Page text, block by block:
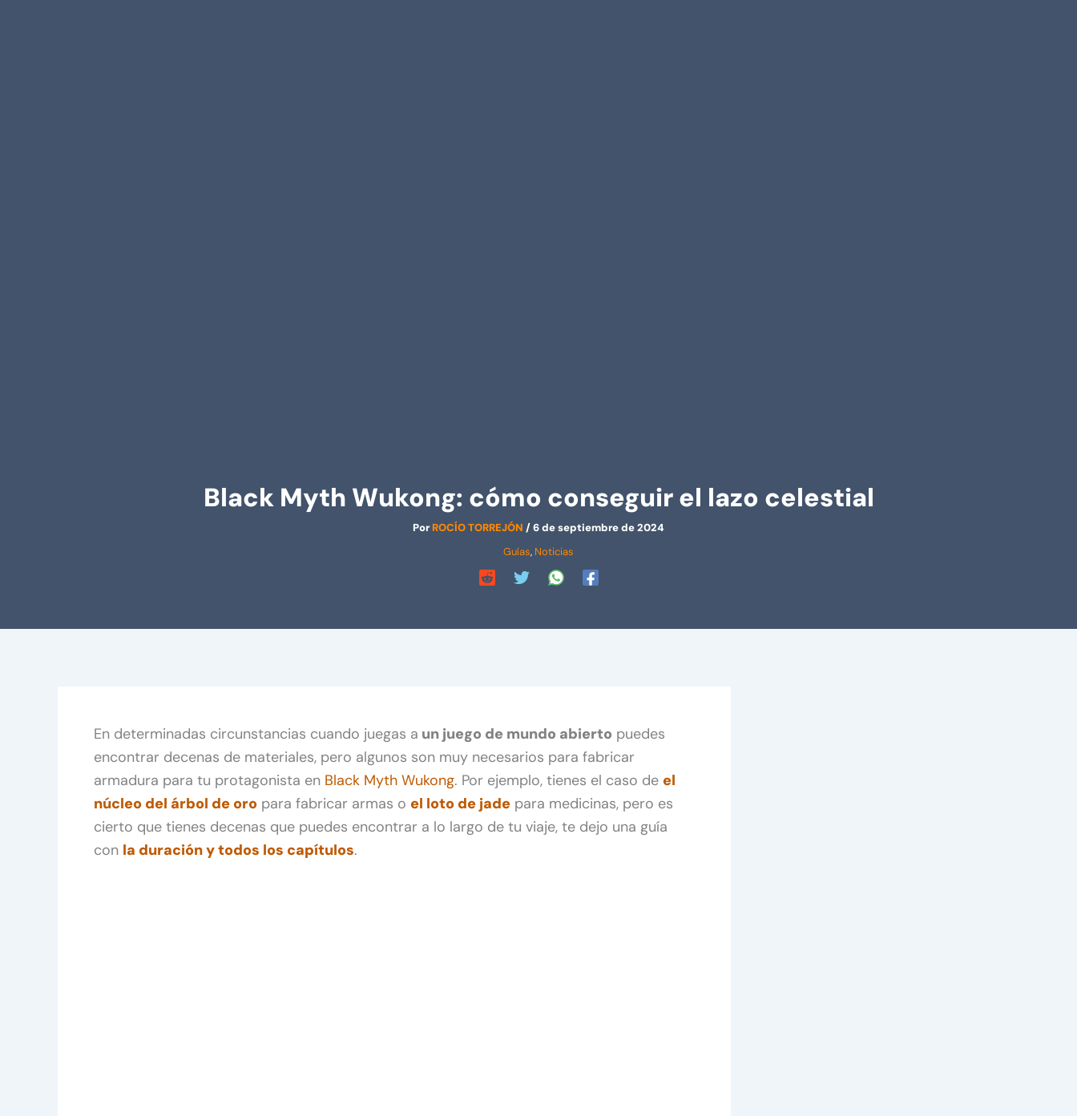
Black Myth Wukong: cómo conseguir el lazo celestial
PorROCÍO TORREJÓN /6 de septiembre de 2024
Guías, Noticias
En determinadas circunstancias cuando juegas a un juego de mundo abierto puedes
encontrar decenas de materiales, pero algunos son muy necesarios para fabricar
armadura para tu protagonista en Black Myth Wukong. Por ejemplo, tienes el caso de el
núcleo del árbol de oro para fabricar armas o el loto de jade para medicinas, pero es
cierto que tienes decenas que puedes encontrar a lo largo de tu viaje, te dejo una guía
con la duración y todos los capítulos.